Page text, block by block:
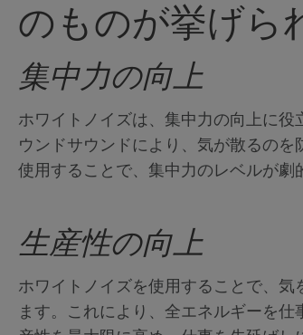
のものが挙げら
集中力の向上
ホワイトノイズは、集中力の向上に
ウンドサウンドにより、気が散るの
使用することで、集中力のレベルが劇
生産性の向上
ホワイトノイズを使用することで、
ます。これにより、全エネルギーを